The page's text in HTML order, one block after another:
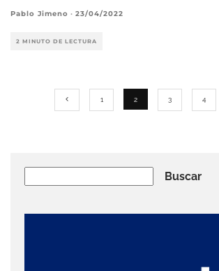
Pablo Jimeno · 23/04/2022
2 MINUTO DE LECTURA
1 2 3 4
Buscar